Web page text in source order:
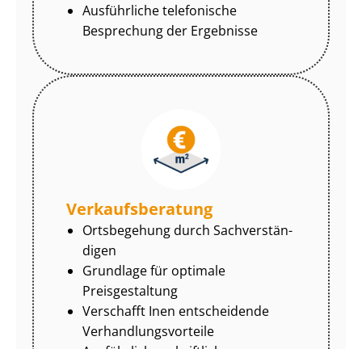
Ausführliche telefonische
Besprechung der Ergebnisse
Ver­kaufs­be­ra­tung
Ortsbegehung durch Sach­ver­stän­
di­gen
Grundlage für optimale
Preisgestaltung
Verschafft Inen entscheidende
Ver­hand­lungs­vor­tei­le